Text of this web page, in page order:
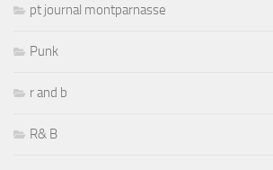
pt journal montparnasse
Punk
r and b
R& B